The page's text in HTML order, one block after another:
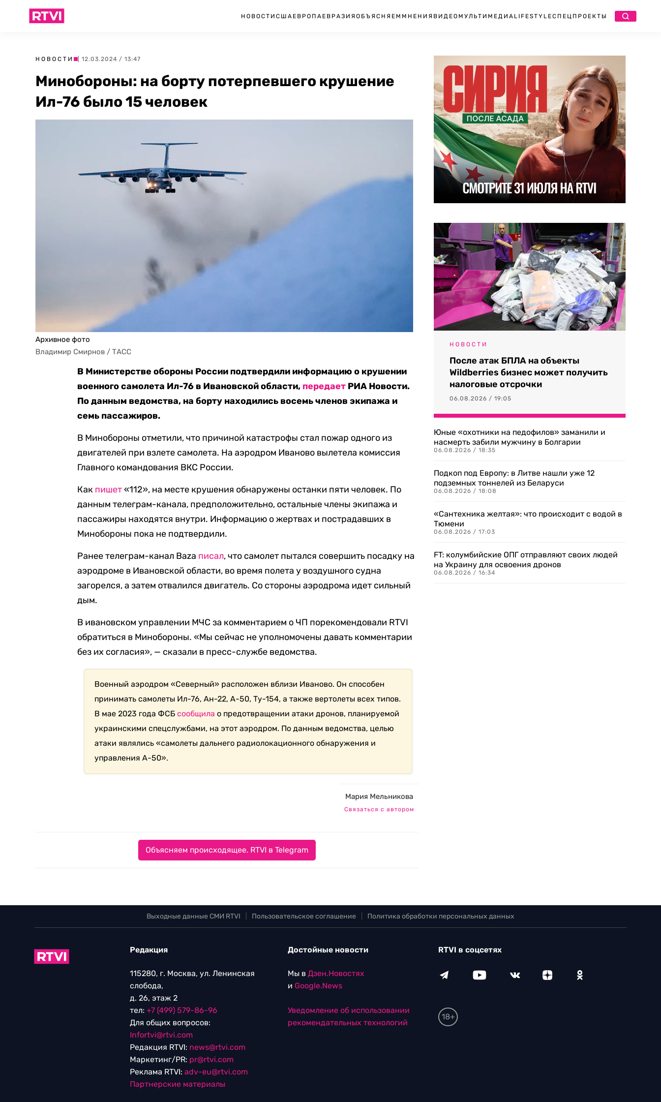
НОВОСТИ США ЕВРОПА ЕВРАЗИЯ ОБЪЯСНЯЕМ МНЕНИЯ ВИДЕО МУЛЬТИМЕДИА LIFESTYLEСПЕЦПРОЕКТЫ
НОВОСТИ | 12.03.2024 / 13:47
Минобороны: на борту потерпевшего крушение
Ил-76 было 15 человек
Архивное фото
Владимир Смирнов / ТАСС
В Министерстве обороны России подтвердили информацию о крушении
военного самолета Ил-76 в Ивановской области, передает РИА Новости.
По данным ведомства, на борту находились восемь членов экипажа и
семь пассажиров.
В Минобороны отметили, что причиной катастрофы стал пожар одного из
двигателей при взлете самолета. На аэродром Иваново вылетела комиссия
Главного командования ВКС России.
Как пишет«112», на месте крушения обнаружены останки пяти человек. По
данным телеграм-канала, предположительно, остальные члены экипажа и
пассажиры находятся внутри. Информацию о жертвах и пострадавших в
Минобороны пока не подтвердили.
Ранее телеграм-канал Baza писал, что самолет пытался совершить посадку на
аэродроме в Ивановской области, во время полета у воздушного судна
загорелся, а затем отвалился двигатель. Со стороны аэродрома идет сильный
дым.
В ивановском управлении МЧС за комментарием о ЧП порекомендовали RTVI
обратиться в Минобороны. «Мы сейчас не уполномочены давать комментарии
без их согласия», — сказали в пресс-службе ведомства.
Военный аэродром «Северный» расположен вблизи Иваново. Он способен
принимать самолеты Ил-76, Ан-22, А-50, Ту-154, а также вертолеты всех типов.
В мае 2023 года ФСБсообщила о предотвращении атаки дронов, планируемой
украинскими спецслужбами, на этот аэродром. По данным ведомства, целью
атаки являлись «самолеты дальнего радиолокационного обнаружения и
управления А-50».
Мария Мельникова
Связаться с автором
Объясняем происходящее. RTVI в Telegram
НОВОСТИ
После атак БПЛА на объекты
Wildberries бизнес может получить
налоговые отсрочки
06.08.2026 / 19:05
Юные «охотники на педофилов» заманили и
насмерть забили мужчину в Болгарии
06.08.2026 / 18:35
Подкоп под Европу: в Литве нашли уже 12
подземных тоннелей из Беларуси
06.08.2026 / 18:08
«Сантехника желтая»: что происходит с водой в
Тюмени
06.08.2026 / 17:03
FT: колумбийские ОПГ отправляют своих людей
на Украину для освоения дронов
06.08.2026 / 16:34
Выходные данные СМИ RTVI Пользовательское соглашение Политика обработки персональных данных
Редакция
115280, г. Москва, ул. Ленинская
слобода,
д. 26, этаж 2
тел: +7 (499) 579-86-96
Для общих вопросов:
Infortvi@rtvi.com
Редакция RTVI: news@rtvi.com
Маркетинг/PR: pr@rtvi.com
Реклама RTVI: adv-eu@rtvi.com
Партнерские материалы
Достойные новости
Мы в Дзен.Новостях
и Google.News
Уведомление об использовании
рекомендательных технологий
RTVI в соцсетях
18+